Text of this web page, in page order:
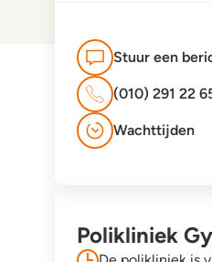
Stuur een
(010) 291 22
Wachttijden
Polikliniek